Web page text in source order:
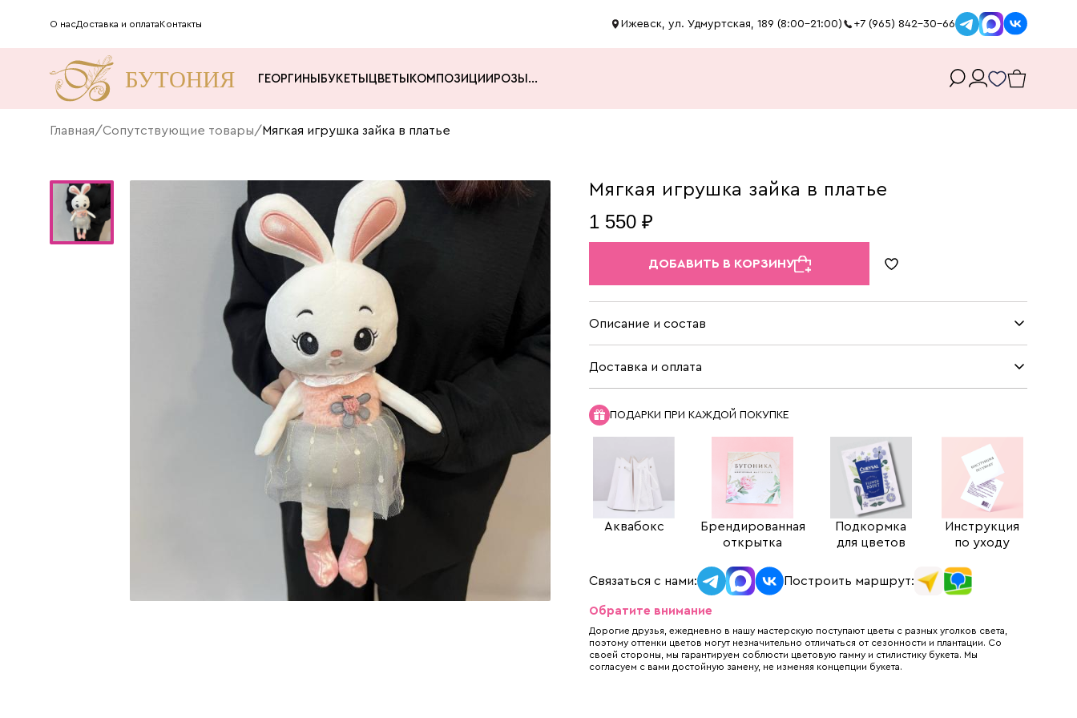
О насДоставка и оплатаКонтакты Ижевск, ул. Удмуртская, 189 (8:00-21:00) +7 (965) 842-30-66
ГЕОРГИНЫ БУКЕТЫ ЦВЕТЫ КОМПОЗИЦИИ РОЗЫ ...
Главная/Сопутствующие товары/Мягкая игрушка зайка в платье
Мягкая игрушка зайка в платье
1 550 ₽
ДОБАВИТЬ В КОРЗИНУ
Описание и состав
Доставка и оплата
ПОДАРКИ ПРИ КАЖДОЙ ПОКУПКЕ
Аквабокс
Брендированная
открытка
Подкормка
для цветов
Инструкция
по уходу
Связаться с нами: Построить маршрут:
Обратите внимание
Дорогие друзья, ежедневно в нашу мастерскую поступают цветы с разных уголков света,
поэтому оттенки цветов могут незначительно отличаться от сезонности и плантации. Со
своей стороны, мы гарантируем соблюсти цветовую гамму и стилистику букета. Мы
согласуем с вами достойную замену, не изменяя концепции букета.